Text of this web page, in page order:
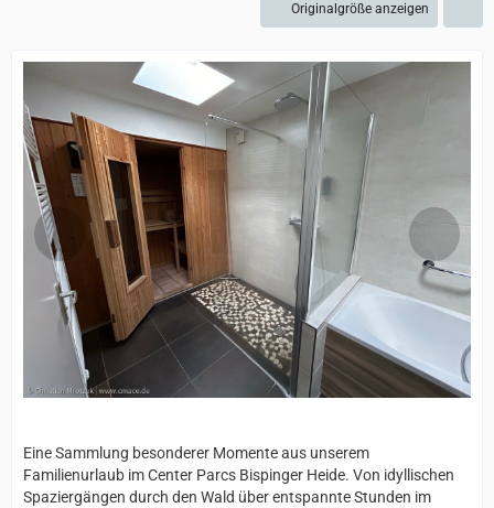
Originalgröße anzeigen
Eine Sammlung besonderer Momente aus unserem
Familienurlaub im Center Parcs Bispinger Heide. Von idyllischen
Spaziergängen durch den Wald über entspannte Stunden im